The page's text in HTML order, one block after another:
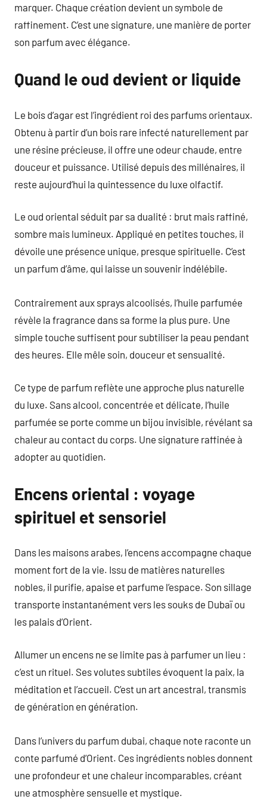
marquer. Chaque création devient un symbole de
raffinement. C’est une signature, une manière de porter
son parfum avec élégance.
Quand le oud devient or liquide
Le bois d’agar est l’ingrédient roi des parfums orientaux.
Obtenu à partir d’un bois rare infecté naturellement par
une résine précieuse, il offre une odeur chaude, entre
douceur et puissance. Utilisé depuis des millénaires, il
reste aujourd’hui la quintessence du luxe olfactif.
Le oud oriental séduit par sa dualité : brut mais raffiné,
sombre mais lumineux. Appliqué en petites touches, il
dévoile une présence unique, presque spirituelle. C’est
un parfum d’âme, qui laisse un souvenir indélébile.
Contrairement aux sprays alcoolisés, l’huile parfumée
révèle la fragrance dans sa forme la plus pure. Une
simple touche suffisent pour subtiliser la peau pendant
des heures. Elle mêle soin, douceur et sensualité.
Ce type de parfum reflète une approche plus naturelle
du luxe. Sans alcool, concentrée et délicate, l’huile
parfumée se porte comme un bijou invisible, révélant sa
chaleur au contact du corps. Une signature raffinée à
adopter au quotidien.
Encens oriental : voyage
spirituel et sensoriel
Dans les maisons arabes, l’encens accompagne chaque
moment fort de la vie. Issu de matières naturelles
nobles, il purifie, apaise et parfume l’espace. Son sillage
transporte instantanément vers les souks de Dubaï ou
les palais d’Orient.
Allumer un encens ne se limite pas à parfumer un lieu :
c’est un rituel. Ses volutes subtiles évoquent la paix, la
méditation et l’accueil. C’est un art ancestral, transmis
de génération en génération.
Dans l’univers du parfum dubai, chaque note raconte un
conte parfumé d’Orient. Ces ingrédients nobles donnent
une profondeur et une chaleur incomparables, créant
une atmosphère sensuelle et mystique.